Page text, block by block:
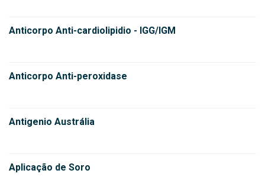
Anticorpo Anti-cardiolipidio - IGG/IGM
Anticorpo Anti-peroxidase
Antigenio Austrália
Aplicação de Soro